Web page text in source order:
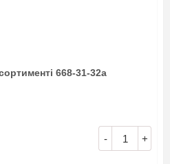
668-31-32a
- +